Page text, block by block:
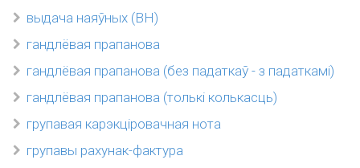
выдача наяўных (ВН)
гандлёвая прапанова
гандлёвая прапанова (без падаткаў - з падаткамі)
гандлёвая прапанова (толькі колькасць)
групавая карэкціровачная нота
групавы рахунак-фактура